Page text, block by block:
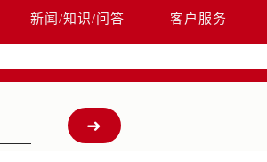
新闻/知识/问答 客户服务